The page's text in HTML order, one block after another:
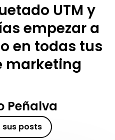
UTM y
empezar a
en todas tus
marketing
Peñalva
sus posts